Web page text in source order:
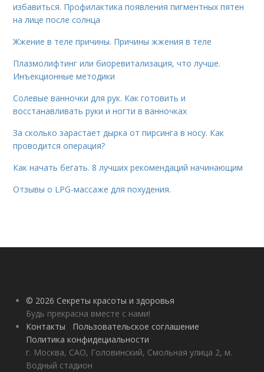
избавиться. Профилактика появления пигментных пятен
на лице после солнца
Жжение в теле причины. Причины жжения в теле
Плазмолифтинг или биоревитализация, что лучше.
Инъекционные методики
Солевые ванночки для рук. Как готовить и
восстанавливать руки и ногти в ванночках
За сколько зарастает дырка от пирсинга в носу. Как
проводится операция?
Как начать бегать. 8 лучших рекомендаций начинающим
Отзывы о LPG-массаже для похудения.
© 2026 Секреты красоты и здоровья
Будь прекрасна вместе с нами!
Контакты
Пользовательское соглашение
Политика конфидециальности
г. Москва, САО, Головинский, Смольная улица 2, м.
Водный стадион